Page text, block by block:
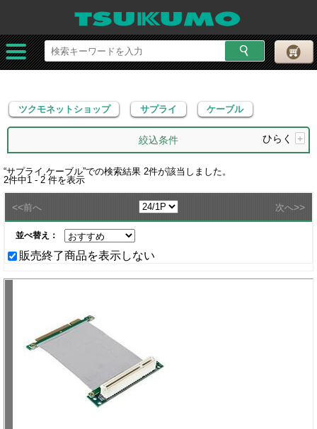
ツクモネットショップ サプライ
ツクモネットショップ サプライ ケーブル
絞込条件 ひらく +
“サプライ,ケーブル”での検索結果 2件が該当しました。
2件中1 - 2 件を表示
<<前へ 次へ>>
並べ替え：
販売終了商品を表示しない